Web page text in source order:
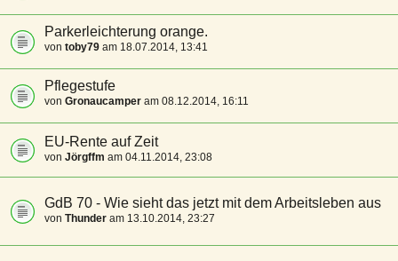
Parkerleichterung orange.
von toby79 am 18.07.2014, 13:41
Pflegestufe
von Gronaucamper am 08.12.2014, 16:11
EU-Rente auf Zeit
von Jörgffm am 04.11.2014, 23:08
GdB 70 - Wie sieht das jetzt mit dem Arbeitsleben aus
von Thunder am 13.10.2014, 23:27